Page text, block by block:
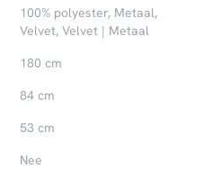
100% polyester, Metaal,
Velvet, Velvet | Metaal
180 cm
84 cm
53 cm
Nee